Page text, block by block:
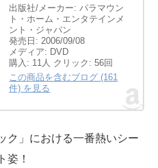
出版社/メーカー: パラマウン
ト・ホーム・エンタテインメ
ント・ジャパン
発売日: 2006/09/08
メディア: DVD
購入 : 11人 クリック : 56回
この商品を含むブログ (161
件) を見る
ク」における一番熱いシー
姿！